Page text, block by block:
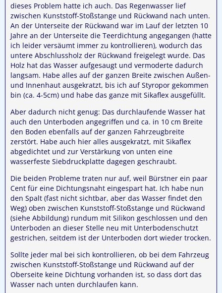
dieses Problem hatte ich auch. Das Regenwasser lief
zwischen Kunststoff-Stoßstange und Rückwand nach unten.
An der Unterseite der Rückwand war im Lauf der letzten 10
Jahre an der Unterseite die Teerdichtung angegangen (hatte
ich leider versäumt immer zu kontrollieren), wodurch das
untere Abschlussholz der Rückwand freigelegt wurde. Das
Holz hat das Wasser aufgesaugt und vermoderte dadurch
langsam. Habe alles auf der ganzen Breite zwischen Außen-
und Innenhaut ausgekratzt, bis ich auf Styropor gekommen
bin (ca. 4-5cm) und habe das ganze mit Sikaflex ausgefüllt.
Aber dadurch nicht genug: Das durchlaufende Wasser hat
auch den Unterboden angegriffen und ca. in 10 cm Breite
den Boden ebenfalls auf der ganzen Fahrzeugbreite
zerstört. Habe auch hier alles ausgekratzt, mit Sikaflex
abgedichtet und zur Verstärkung von unten eine
wasserfeste Siebdruckplatte dagegen geschraubt.
Die beiden Probleme traten nur auf, weil Bürstner ein paar
Cent für eine Dichtungsnaht eingespart hat. Ich habe nun
den Spalt (fast nicht sichtbar, aber das Wasser findet den
Weg) oben zwischen Kunststoff-Stoßstange und Rückwand
(siehe Abbildung) rundum mit Silikon geschlossen und den
Unterboden an dieser Stelle neu mit Unterbodenschutzt
gestrichen, seitdem ist der Unterboden dort wieder trocken.
Sollte jeder mal bei sich kontrollieren, ob bei dem Fahrzeug
zwischen Kunststoff-Stoßstange und Rückwand auf der
Oberseite keine Dichtung vorhanden ist, so dass dort das
Wasser nach unten durchlaufen kann.